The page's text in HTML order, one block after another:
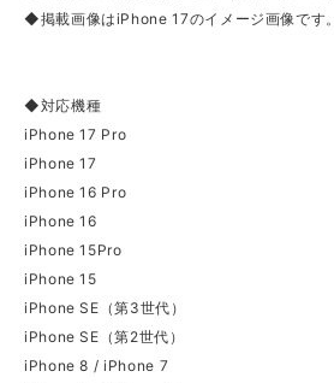
◆掲載画像はiPhone 17のイメージ画像です。
◆対応機種
iPhone 17 Pro
iPhone 17
iPhone 16 Pro
iPhone 16
iPhone 15Pro
iPhone 15
iPhone SE（第3世代）
iPhone SE（第2世代）
iPhone 8 / iPhone 7